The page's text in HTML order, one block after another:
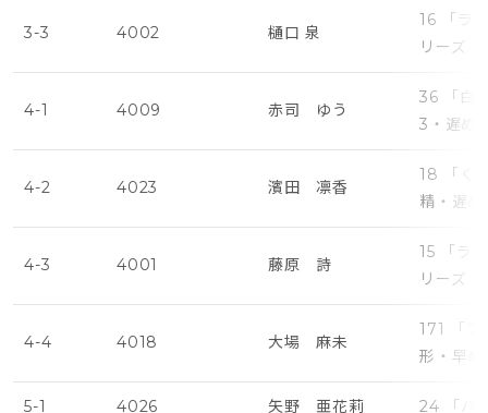
3-3 4002 樋口 泉
16 「ラ
リーズ・
4-1 4009 赤司 ゆう
36 「白
3・遅め
4-2 4023 濱田 凛香
18 「く
精・遅め
4-3 4001 藤原 詩
15 「ラ
リーズ・
4-4 4018 大場 麻未
171 「フ
形・早め
5-1 4026 矢野 亜花莉 24 「パ